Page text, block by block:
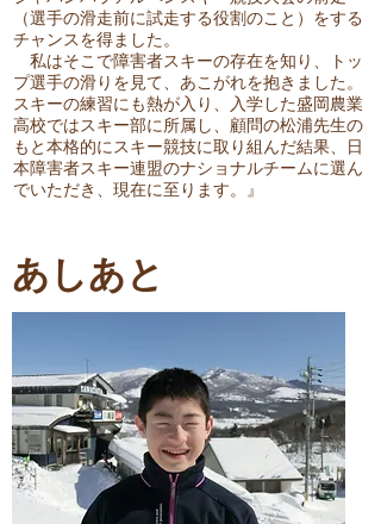
（選手の滑走前に試走する役割のこと）をする
チャンスを得ました。
私はそこで障害者スキーの存在を知り、トッ
プ選手の滑りを見て、あこがれを抱きました。
スキーの練習にも熱が入り、入学した盛岡農業
高校ではスキー部に所属し、顧問の松浦先生の
もと本格的にスキー競技に取り組んだ結果、日
本障害者スキー連盟のナショナルチームに選ん
でいただき、現在に至ります。』
あしあと